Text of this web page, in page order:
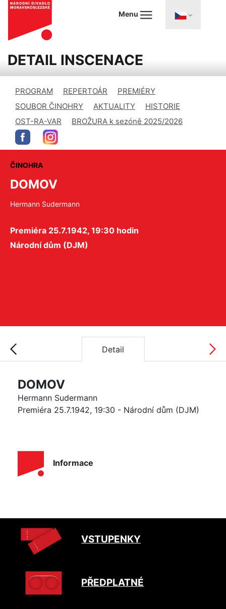
Menu
DETAIL INSCENACE
PROGRAM REPERTOÁR
PREMIÉRY
SOUBOR ČINOHRY
AKTUALITY
HISTORIE
OST-RA-VAR
BROŽURA k sezóně 2025/2026
ČINOHRA
DOMOV
Hermann Sudermann
Premiéra 25.7.1942, 19:30 hodin
Národní dům (DJM)
Detail
DOMOV
Hermann Sudermann
Premiéra 25.7.1942, 19:30 - Národní dům (DJM)
Informace
VSTUPENKY
PŘEDPLATNÉ